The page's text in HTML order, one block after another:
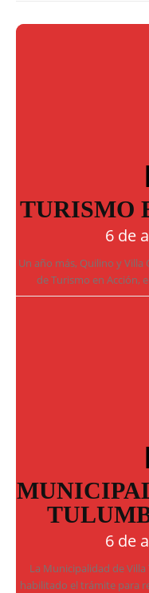
TURISMO
6 de
Un año más, Quilino y
de Turismo en Acción,
6 de
La Municipalidad de
habilitado el trámite para